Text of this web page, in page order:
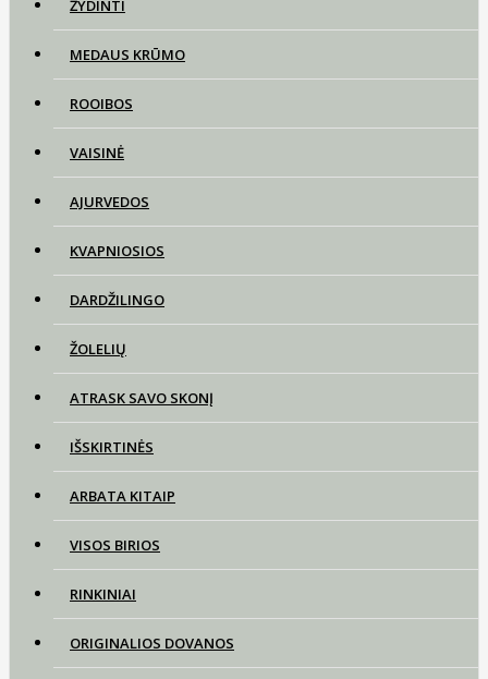
ŽYDINTI
MEDAUS KRŪMO
ROOIBOS
VAISINĖ
AJURVEDOS
KVAPNIOSIOS
DARDŽILINGO
ŽOLELIŲ
ATRASK SAVO SKONĮ
IŠSKIRTINĖS
ARBATA KITAIP
VISOS BIRIOS
RINKINIAI
ORIGINALIOS DOVANOS